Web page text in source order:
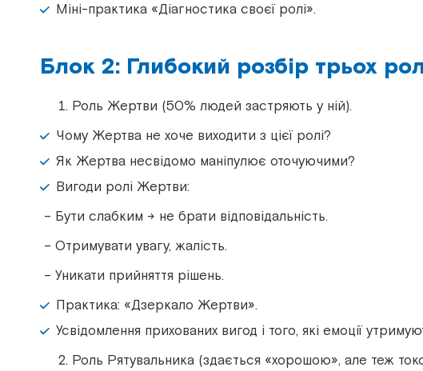
Міні-практика «Діагностика своєї ролі».
Блок 2: Глибокий розбір трьох
Роль Жертви (50% людей застряють у ній).
Чому Жертва не хоче виходити з цієї ролі?
Як Жертва несвідомо маніпулює оточуючими?
Вигоди ролі Жертви:
– Бути слабким → не брати відповідальність.
– Отримувати увагу, жалість.
– Уникати прийняття рішень.
Практика: «Дзеркало Жертви».
Усвідомлення прихованих вигод і того, які емоції
Роль Рятувальника (здається «хорошою», але теж